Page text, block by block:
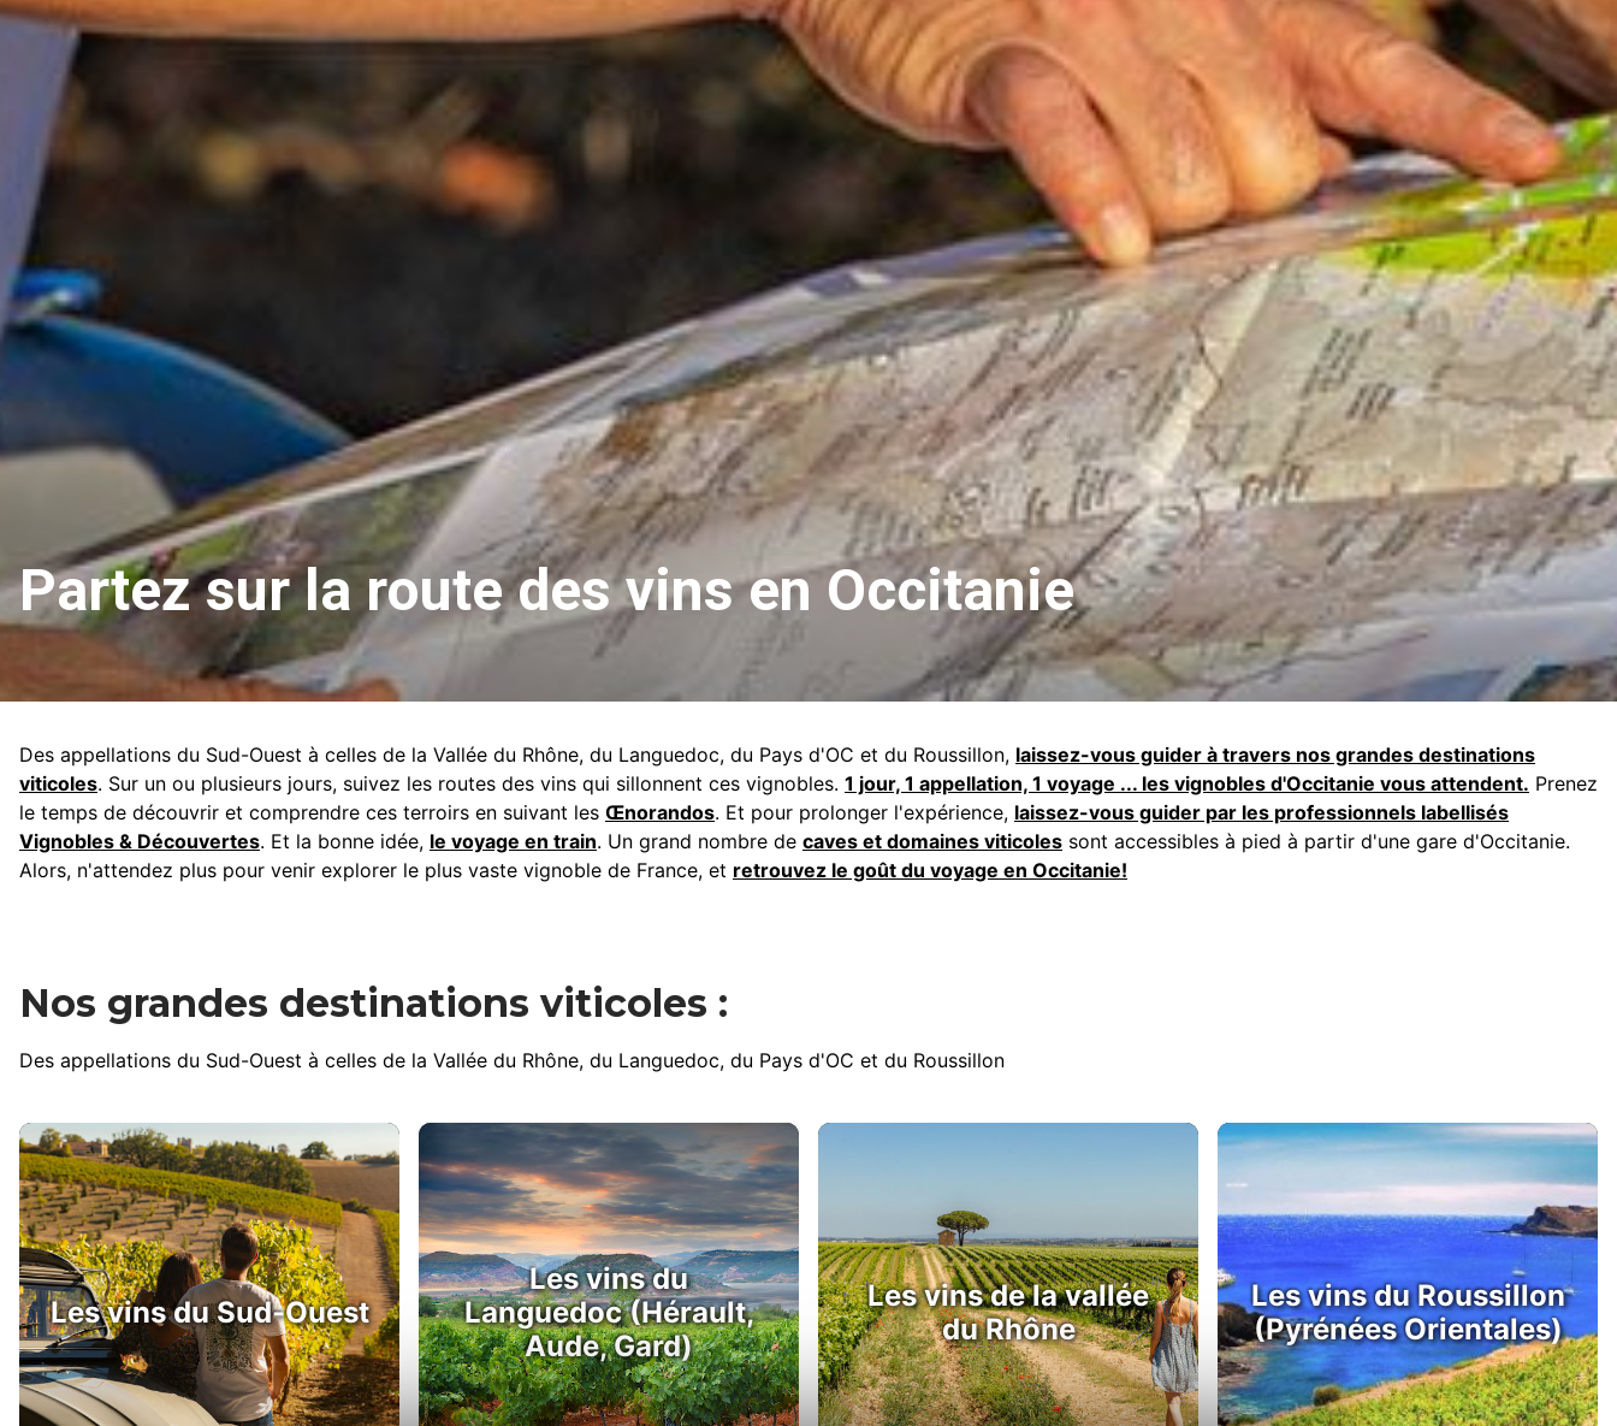
Partez sur la route des vins en Occitanie
Des appellations du Sud-Ouest à celles de la Vallée du Rhône, du Languedoc, du Pays d'OC et du Roussillon, laissez-vous guider à travers nos grandes destinations
viticoles. Sur un ou plusieurs jours, suivez les routes des vins qui sillonnent ces vignobles. 1 jour, 1 appellation, 1 voyage ... les vignobles d'Occitanie vous attendent. Prenez
le temps de découvrir et comprendre ces terroirs en suivant les Œnorandos. Et pour prolonger l'expérience, laissez-vous guider par les professionnels labellisés
Vignobles & Découvertes. Et la bonne idée, le voyage en train. Un grand nombre de caves et domaines viticoles sont accessibles à pied à partir d'une gare d'Occitanie.
Alors, n'attendez plus pour venir explorer le plus vaste vignoble de France, et retrouvez le goût du voyage en Occitanie!
Nos grandes destinations viticoles :
Des appellations du Sud-Ouest à celles de la Vallée du Rhône, du Languedoc, du Pays d'OC et du Roussillon
Les vins du Sud-Ouest
Les vins du
Languedoc (Hérault,
Aude, Gard)
Les vins de la vallée
du Rhône
Les vins du Roussillon
(Pyrénées Orientales)